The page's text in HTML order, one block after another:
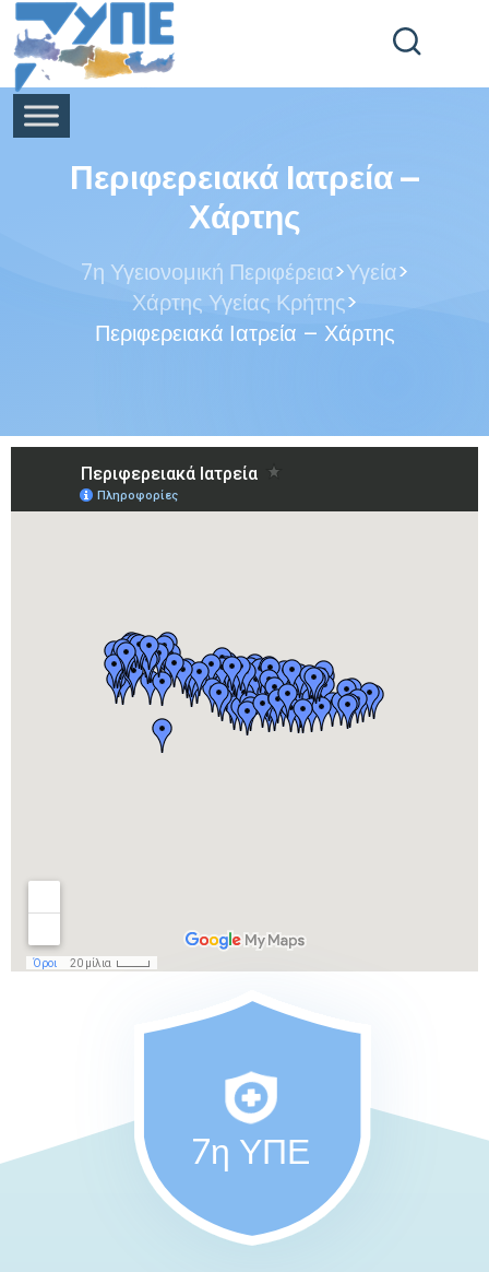
End Header Section -->
Περιφερειακά Ιατρεία –
Χάρτης
7η Υγειονομική Περιφέρεια>Υγεία>
Χάρτης Υγείας Κρήτης>
Περιφερειακά Ιατρεία – Χάρτης
7η ΥΠΕ